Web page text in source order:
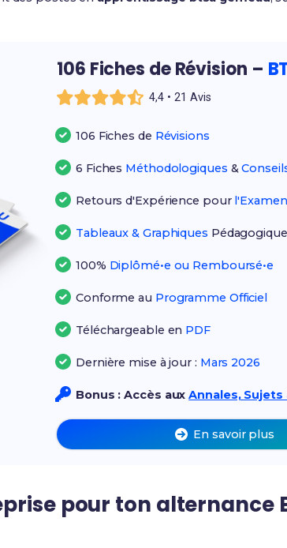
106 Fiches de Révision –
4,4 • 21 Avis
106 Fiches de Révisions
6 Fiches Méthodologiques &
Retours d'Expérience pour l'Examen
Tableaux & Graphiques
100% Diplômé•e ou Remboursé•e
Conforme au Programme Officiel
Téléchargeable en PDF
Dernière mise à jour : Mars 2026
Bonus : Accès auxAnnales, Sujets
En savoir plus
pour ton alternance